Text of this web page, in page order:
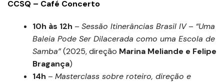
CCSQ – Café Concerto
10h às 12h – Sessão Itinerâncias Brasil IV– “Uma
Baleia Pode Ser Dilacerada como uma Escola de
Samba”(2025, direção Marina Meliande e Felipe
Bragança)
14h – Masterclass sobre roteiro, direção e